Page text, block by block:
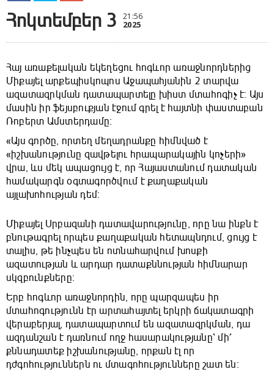
Հոկտեմբեր 3 21:56
2025
Հայ առաքելական եկեղեցու հոգևոր առաջնորդներից
Միքայել արքեպիսկոպոս Աջապահյանին 2 տարվա
ազատազրկման դատապարտելը խիստ մտահոգիչ է։ Այս
մասին իր ֆեյսբուքյան էջում գրել է հայտնի փաստաբան
Ռոբերտ Ամստերդամը։
«Այս գործը, որտեղ մեղադրանքը հիմնված է
«իշխանությունը զավթելու հրապարակային կոչերի»
վրա, ևս մեկ ապացույց է, որ Հայաստանում դատական
համակարգն օգտագործվում է քաղաքական
այլախոհության դեմ։
Միքայել Սրբազանի դատավարությունը, որը նա ինքն է
բնութագրել որպես քաղաքական հետապնդում, ցույց է
տալիս, թե ինչպես են ոտնահարվում խոսքի
ազատության և արդար դատաքննության հիմնարար
սկզբունքները։
Երբ հոգևոր առաջնորդին, որը պարզապես իր
մտահոգությունն էր արտահայտել երկրի ճակատագրի
վերաբերյալ, դատապարտում են ազատազրկման, դա
ազդանշան է դառնում ողջ հասարակությանը՝ մի՛
քննադատեք իշխանությանը, որքան էլ որ
դժգոհություններն ու մտագոհությունները շատ են։